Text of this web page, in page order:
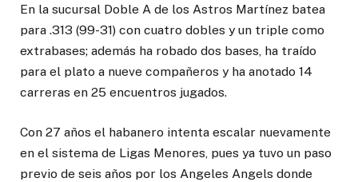
En la sucursal Doble A de los Astros Martínez batea
para .313 (99-31) con cuatro dobles y un triple como
extrabases; además ha robado dos bases, ha traído
para el plato a nueve compañeros y ha anotado 14
carreras en 25 encuentros jugados.
Con 27 años el habanero intenta escalar nuevamente
en el sistema de Ligas Menores, pues ya tuvo un paso
previo de seis años por los Angeles Angels donde